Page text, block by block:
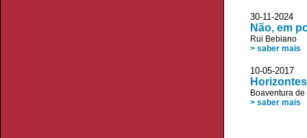
30-11-
Não, em
Rui Bebiano
> saber mais
10-05-2017
Boaventura
> saber mais